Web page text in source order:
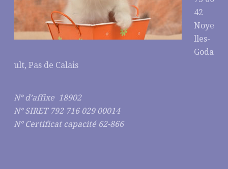
42
Noye
lles-
Goda
ult, Pas de Calais
N° d’affixe 18902
N° SIRET 792 716 029 00014
N° Certificat capacité 62-866